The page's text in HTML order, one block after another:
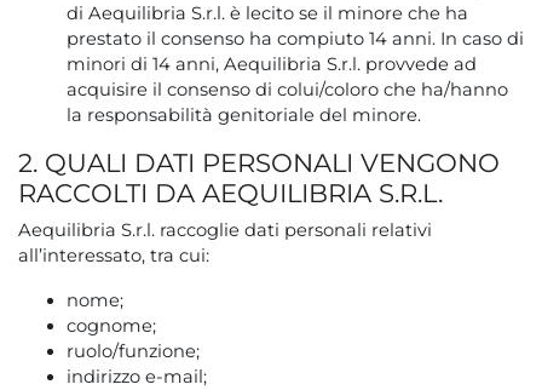
di Aequilibria S.r.l. è lecito se il minore che ha
prestato il consenso ha compiuto 14 anni. In caso di
minori di 14 anni, Aequilibria S.r.l. provvede ad
acquisire il consenso di colui/coloro che ha/hanno
la responsabilità genitoriale del minore.
2. QUALI DATI PERSONALI VENGONO
RACCOLTI DA AEQUILIBRIA S.R.L.
Aequilibria S.r.l. raccoglie dati personali relativi
all’interessato, tra cui:
nome;
cognome;
ruolo/funzione;
indirizzo e-mail;